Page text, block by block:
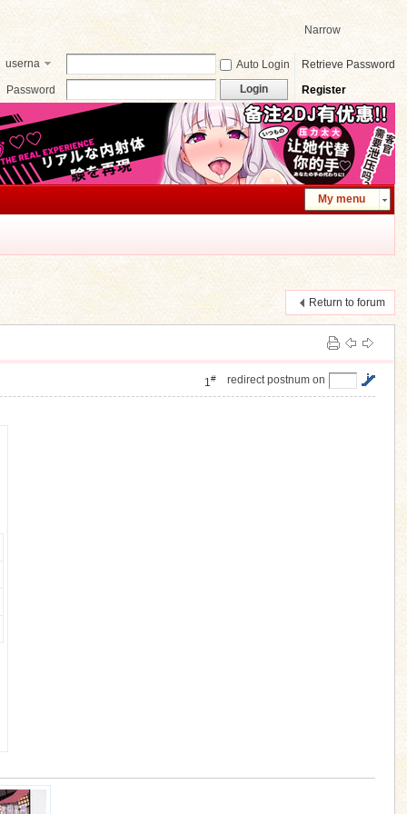
Narrow
userna
Auto Login
Retrieve Password
Password
Login Register
My menu
Return to forum
redirect postnum on
1#